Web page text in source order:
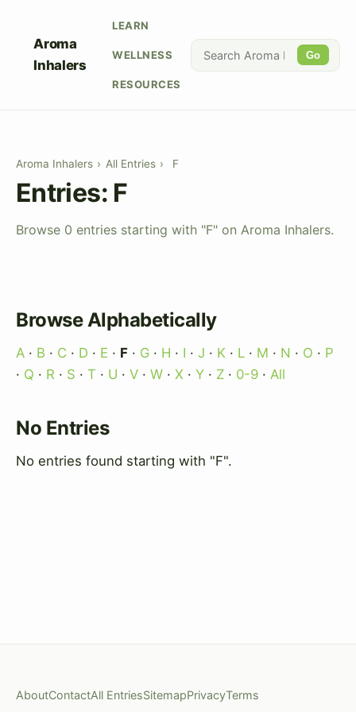
Aroma
Inhalers
LEARN
WELLNESS
RESOURCES
Go
Aroma Inhalers › All Entries › F
Entries: F
Browse 0 entries starting with "F" on Aroma Inhalers.
Browse Alphabetically
A · B · C · D · E · F · G · H · I · J · K · L · M · N · O · P
· Q · R · S · T · U · V · W · X · Y · Z · 0-9 · All
No Entries
No entries found starting with "F".
AboutContactAll EntriesSitemapPrivacyTerms